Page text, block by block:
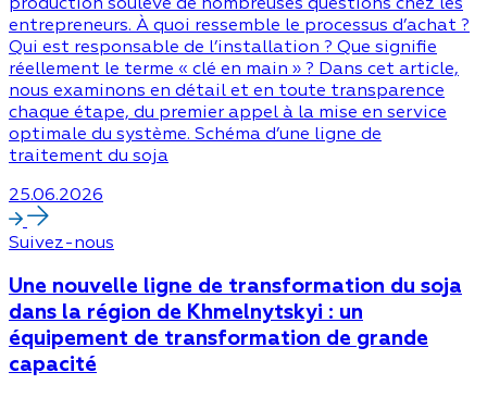
entrepreneurs. À quoi ressemble le processus d’achat ?
Qui est responsable de l’installation ? Que signifie
réellement le terme « clé en main » ? Dans cet article,
nous examinons en détail et en toute transparence
chaque étape, du premier appel à la mise en service
optimale du système. Schéma d’une ligne de
traitement du soja
25.06.2026
Suivez-nous
Une nouvelle ligne de transformation du soja
dans la région de Khmelnytskyi : un
équipement de transformation de grande
capacité